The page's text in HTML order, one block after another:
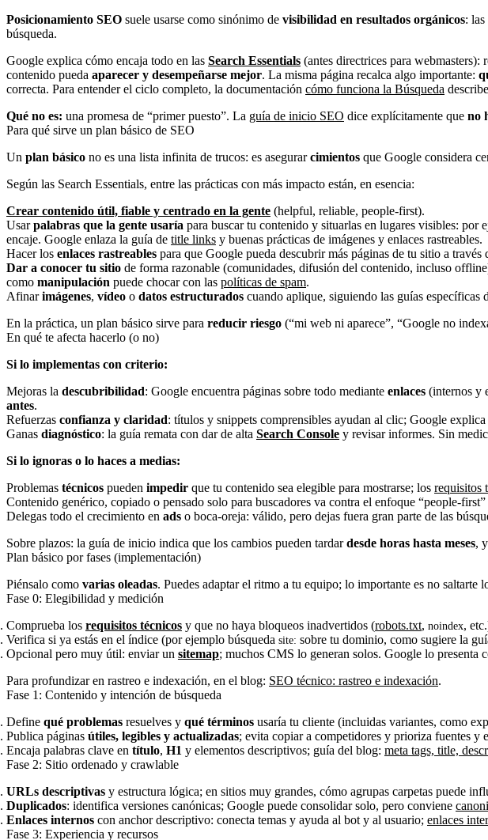
Posicionamiento SEO suele usarse como sinónimo de visibilidad en resultados orgánicos:
búsqueda.
Google explica cómo encaja todo en las Search Essentials (antes directrices para webmasters):
contenido pueda aparecer y desempeñarse mejor. La misma página recalca algo importante:
correcta. Para entender el ciclo completo, la documentación cómo funciona la Búsqueda
Qué no es: una promesa de “primer puesto”. La guía de inicio SEO dice explícitamente que no
Para qué sirve un plan básico de SEO
Un plan básico no es una lista infinita de trucos: es asegurarcimientos que Google considera
Según las Search Essentials, entre las prácticas con más impacto están, en esencia:
Crear contenido útil, fiable y centrado en la gente (helpful, reliable, people-first).
Usarpalabras que la gente usaría para buscar tu contenido y situarlas en lugares visibles: por
encaje. Google enlaza la guía de title links y buenas prácticas de imágenes y enlaces rastreables.
Hacer los enlaces rastreables para que Google pueda descubrir más páginas de tu sitio a través
Dar a conocer tu sitio de forma razonable (comunidades, difusión del contenido, incluso
como manipulación puede chocar con las políticas de spam.
Afinarimágenes, vídeo o datos estructurados cuando aplique, siguiendo las guías específicas
En la práctica, un plan básico sirve para reducir riesgo (“mi web ni aparece”, “Google no
En qué te afecta hacerlo (o no)
Si lo implementas con criterio:
Mejoras la descubribilidad: Google encuentra páginas sobre todo mediante enlaces (internos y
antes.
Refuerzas confianza y claridad: títulos y snippets comprensibles ayudan al clic; Google
Ganas diagnóstico: la guía remata con dar de alta Search Console y revisar informes. Sin
Si lo ignoras o lo haces a medias:
Problemas técnicos pueden impedir que tu contenido sea elegible para mostrarse; los requisitos
Contenido genérico, copiado o pensado solo para buscadores va contra el enfoque “people-
Delegas todo el crecimiento en ads o boca-oreja: válido, pero dejas fuera gran parte de las
Sobre plazos: la guía de inicio indica que los cambios pueden tardardesde horas hasta meses,
Plan básico por fases (implementación)
Piénsalo como varias oleadas. Puedes adaptar el ritmo a tu equipo; lo importante es no saltarte
Fase 0: Elegibilidad y medición
Comprueba los requisitos técnicos y que no haya bloqueos inadvertidos (robots.txt, noindex,
Verifica si ya estás en el índice (por ejemplo búsqueda site: sobre tu dominio, como sugiere la
Opcional pero muy útil: enviar un sitemap; muchos CMS lo generan solos. Google lo presenta
Para profundizar en rastreo e indexación, en el blog: SEO técnico: rastreo e indexación.
Fase 1: Contenido y intención de búsqueda
Define qué problemas resuelves y qué términos usaría tu cliente (incluidas variantes, como
Publica páginas útiles, legibles y actualizadas; evita copiar a competidores y prioriza fuentes y
Encaja palabras clave en título, H1 y elementos descriptivos; guía del blog: meta tags, title,
Fase 2: Sitio ordenado y crawlable
URLs descriptivas y estructura lógica; en sitios muy grandes, cómo agrupas carpetas puede
Duplicados: identifica versiones canónicas; Google puede consolidar solo, pero conviene
Enlaces internos con anchor descriptivo: conecta temas y ayuda al bot y al usuario; enlaces
Fase 3: Experiencia y recursos